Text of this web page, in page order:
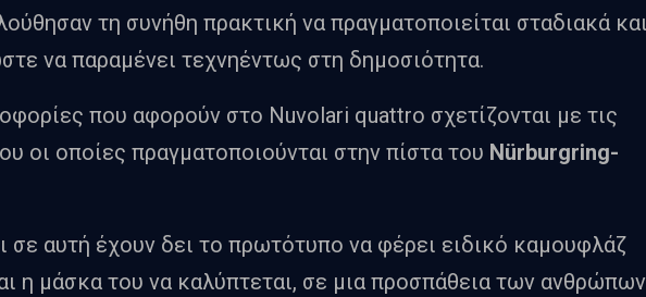
τη συνήθη πρακτική να πραγματοποιείται σταδιακά
να παραμένει τεχνηέντως στη δημοσιότητα.
που αφορούν στο Nuvolari quattro σχετίζονται με τις
οι οποίες πραγματοποιούνται στην πίστα του Nürburgring-
σε αυτή έχουν δει το πρωτότυπο να φέρει ειδικό καμουφλάζ
η μάσκα του να καλύπτεται, σε μια προσπάθεια των ανθρώπων